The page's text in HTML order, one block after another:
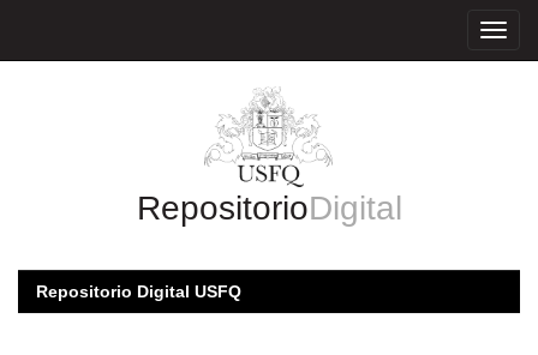
RepositorioDigital
Repositorio Digital USFQ